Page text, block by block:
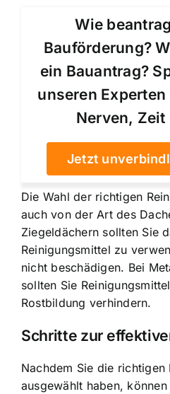
Wie
Bauförderung?
ein Bauantrag?
unseren
Nerven, Zeit
Jetzt
Die Wahl der richtigen
auch von der Art des
Ziegeldächern sollten Sie
Reinigungsmittel zu
nicht beschädigen. Bei
sollten Sie
Rostbildung verhindern.
Schritte zur
Nachdem Sie die richtigen
ausgewählt haben,